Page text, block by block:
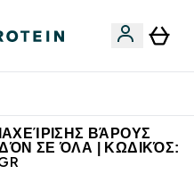
ΒΆΡΟΥΣ
ΣΕ ΌΛΑ | ΚΩΔΙΚΌΣ: